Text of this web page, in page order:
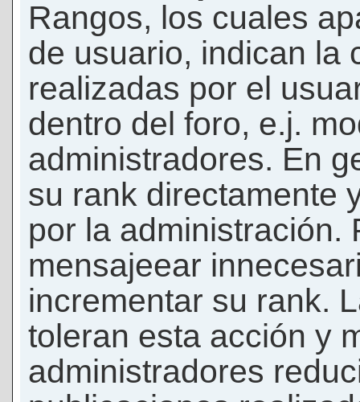
Rangos, los cuales
de usuario, indican la
realizadas por el
dentro del foro, e.j.
administradores. En
su rank directamente
por la administración.
mensajeear
incrementar su rank.
toleran esta acción y
administradores